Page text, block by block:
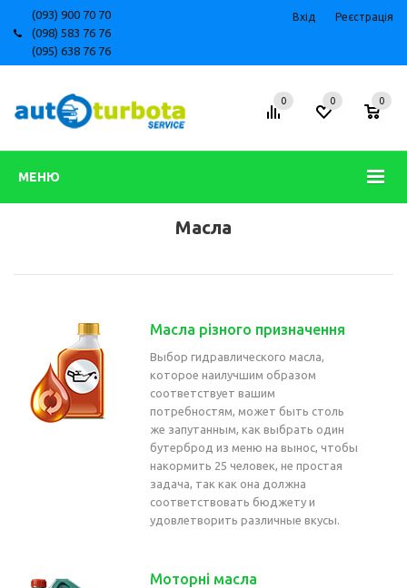
(093) 900 70 70
(098) 583 76 76
(095) 638 76 76
Вхід Реєстрація
МЕНЮ
0 0
0
Масла
Масла різного призначення
Выбор гидравлического масла,
которое наилучшим образом
соответствует вашим
потребностям, может быть столь
же запутанным, как выбрать один
бутерброд из меню на вынос, чтобы
накормить 25 человек, не простая
задача, так как она должна
соответствовать бюджету и
удовлетворить различные вкусы.
Моторні масла